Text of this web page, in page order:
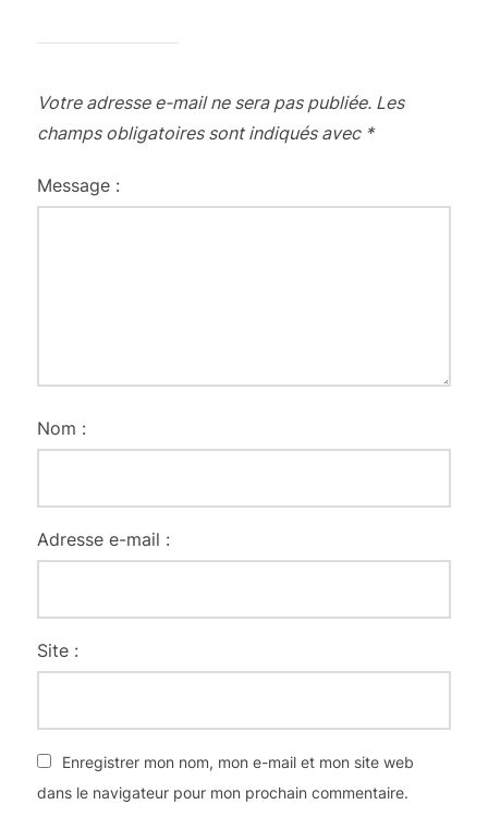
Votre adresse e-mail ne sera pas publiée. Les
champs obligatoires sont indiqués avec *
Message :
Nom :
Adresse e-mail :
Site :
Enregistrer mon nom, mon e-mail et mon site web
dans le navigateur pour mon prochain commentaire.